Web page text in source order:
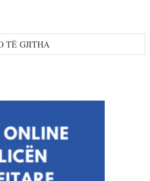
TË GJITHA